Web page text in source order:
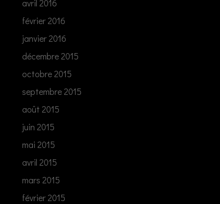
avril 2016
février 2016
janvier 2016
décembre 2015
octobre 2015
septembre 2015
août 2015
juin 2015
mai 2015
avril 2015
mars 2015
février 2015